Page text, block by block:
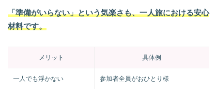
「準備がいらない」という気楽さも、一人旅における安心
材料です。
メリット 具体例
一人でも浮かない 参加者全員がおひとり様